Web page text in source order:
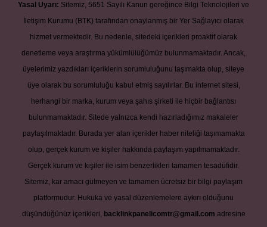
Yasal Uyarı: Sitemiz, 5651 Sayılı Kanun gereğince Bilgi Teknolojileri ve
İletişim Kurumu (BTK) tarafından onaylanmış bir Yer Sağlayıcı olarak
hizmet vermektedir. Bu nedenle, sitedeki içerikleri proaktif olarak
denetleme veya araştırma yükümlülüğümüz bulunmamaktadır. Ancak,
üyelerimiz yazdıkları içeriklerin sorumluluğunu taşımakta olup, siteye
üye olarak bu sorumluluğu kabul etmiş sayılırlar. Bu internet sitesi,
herhangi bir marka, kurum veya şahıs şirketi ile hiçbir bağlantısı
bulunmamaktadır. Sitede yalnızca kendi hazırladığımız makaleler
paylaşılmaktadır. Burada yer alan içerikler haber niteliği taşımamakta
olup, gerçek kurum ve kişiler hakkında paylaşım yapılmamaktadır.
Gerçek kurum ve kişiler ile isim benzerlikleri tamamen tesadüfidir.
Sitemiz, kar amacı gütmeyen ve tamamen ücretsiz bir bilgi paylaşım
platformudur. Hukuka ve yasal düzenlemelere aykırı olduğunu
düşündüğünüz içerikleri, backlinkpanelicomtr@gmail.com adresine